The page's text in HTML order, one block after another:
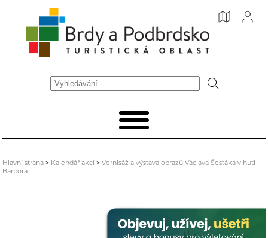
Hlavní strana > Kalendář akcí >Vernisáž a výstava obrazů Václava Šestáka v huti
Barbora